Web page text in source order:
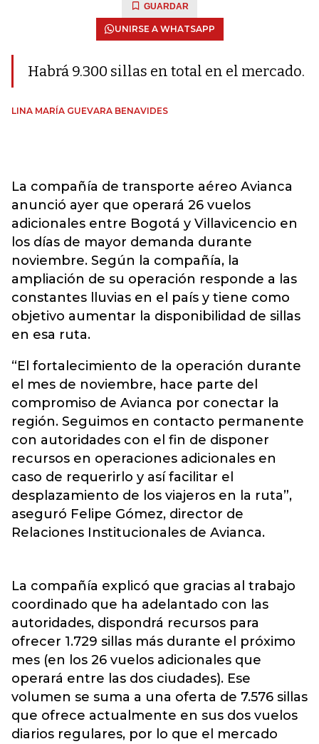
GUARDAR
UNIRSE A WHATSAPP
Habrá 9.300 sillas en total en el mercado.
LINA MARÍA GUEVARA BENAVIDES
La compañía de transporte aéreo Avianca
anunció ayer que operará 26 vuelos
adicionales entre Bogotá y Villavicencio en
los días de mayor demanda durante
noviembre. Según la compañía, la
ampliación de su operación responde a las
constantes lluvias en el país y tiene como
objetivo aumentar la disponibilidad de sillas
en esa ruta.
“El fortalecimiento de la operación durante
el mes de noviembre, hace parte del
compromiso de Avianca por conectar la
región. Seguimos en contacto permanente
con autoridades con el fin de disponer
recursos en operaciones adicionales en
caso de requerirlo y así facilitar el
desplazamiento de los viajeros en la ruta”,
aseguró Felipe Gómez, director de
Relaciones Institucionales de Avianca.
La compañía explicó que gracias al trabajo
coordinado que ha adelantado con las
autoridades, dispondrá recursos para
ofrecer 1.729 sillas más durante el próximo
mes (en los 26 vuelos adicionales que
operará entre las dos ciudades). Ese
volumen se suma a una oferta de 7.576 sillas
que ofrece actualmente en sus dos vuelos
diarios regulares, por lo que el mercado